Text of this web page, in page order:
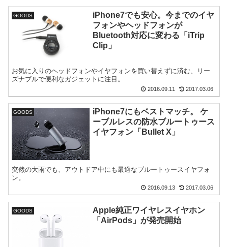
GOODS
iPhone7でも安心。今までのイヤ
フォンやヘッドフォンが
Bluetooth対応に変わる「iTrip
Clip」
お気に入りのヘッドフォンやイヤフォンを買い替えずに済む、リー
ズナブルで便利なガジェットに注目。
2016.09.11 2017.03.06
GOODS
iPhone7にもベストマッチ。 ケ
ーブルレスの防水ブルートゥース
イヤフォン「Bullet X」
突然の大雨でも、アウトドア中にも最適なブルートゥースイヤフォ
ン。
2016.09.13 2017.03.06
GOODS
Apple純正ワイヤレスイヤホン
「AirPods」が発売開始